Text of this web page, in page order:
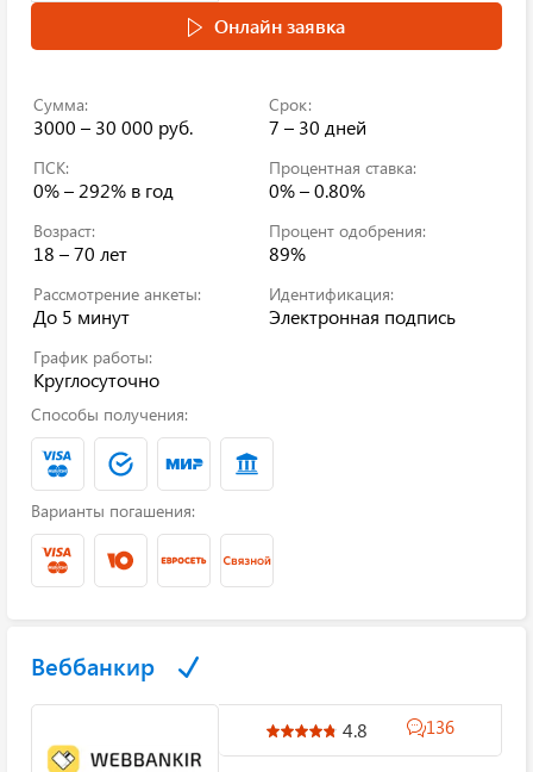
Онлайн заявка
Сумма:
3000 – 30 000 руб.
Срок:
7 – 30 дней
ПСК:
0% – 292% в год
Процентная ставка:
0% – 0.80%
Возраст:
18 – 70 лет
Процент одобрения:
89%
Рассмотрение анкеты:
До 5 минут
Идентификация:
Электронная подпись
График работы:
Круглосуточно
Способы получения:
Варианты погашения:
Веббанкир
4.8 136